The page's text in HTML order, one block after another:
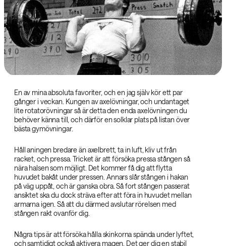
En av mina absoluta favoriter, och en jag själv kör ett par
gånger i veckan. Kungen av axelövningar, och undantaget
lite rotatorövningar så är detta den enda axelövningen du
behöver känna till, och därför en solklar plats på listan över
bästa gymövningar.
Håll aningen bredare än axelbrett, ta in luft, kliv ut från
racket, och pressa. Tricket är att försöka pressa stången så
nära halsen som möjligt. Det kommer få dig att flytta
huvudet bakåt under pressen. Annars slår stången i hakan
på väg uppåt, och är ganska obra. Så fort stången passerat
ansiktet ska du dock sträva efter att föra in huvudet mellan
armarna igen. Så att du därmed avslutar rörelsen med
stången rakt ovanför dig.
Några tips är att försöka hålla skinkorna spända under lyftet,
och samtidigt också aktivera magen. Det ger dig en stabil